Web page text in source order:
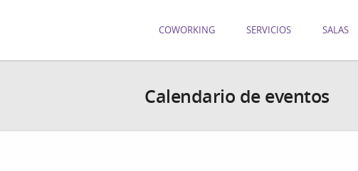
COWORKING SERVICIOS SALAS
Calendario de eventos